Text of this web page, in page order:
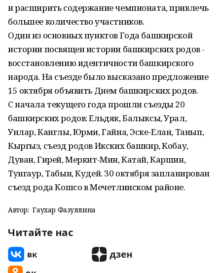
и расширить содержание чемпионата, привлечь
большее количество участников.
Один из основных пунктов Года башкирской
истории посвящен истории башкирских родов -
восстановлению идентичности башкирского
народа. На съезде было высказано предложение
15 октября объявить Днем башкирских родов.
С начала текущего года прошли съезды 20
башкирских родов: Ельдяк, Балыксы, Урал,
Унлар, Канглы, Юрми, Гайна, Эске-Елан, Танып,
Кыргыз, съезд родов Икских башкир, Кобау,
Дуван, Гирей, Меркит-Мин, Катай, Каршин,
Тунгаур, Табын, Кудей. 30 октября запланирован
съезд рода Кошсо в Мечетлинском районе.
Автор: Гаухар Фазуллина
Читайте нас